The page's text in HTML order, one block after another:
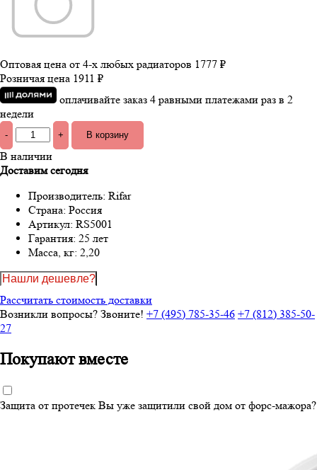
Оптовая цена от 4-х любых радиаторов 1777 ₽
Розничая цена 1911 ₽
оплачивайте заказ 4 равными платежами раз в 2
недели
- +
В наличии
Доставим сегодня
Производитель: Rifar
Страна: Россия
Артикул: RS5001
Гарантия: 25 лет
Масса, кг: 2,20
Нашли дешевле?
Рассчитать стоимость доставки
Возникли вопросы? Звоните! +7 (495) 785-35-46 +7 (812) 385-50-
27
Покупают вместе
Защита от протечек Вы уже защитили свой дом от форс-мажора?